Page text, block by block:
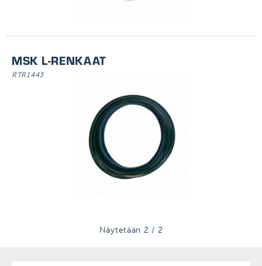
MSK L-RENKAAT
RTR1443
Näytetään 2 / 2